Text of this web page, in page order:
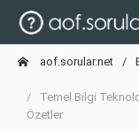
aof.sorular.net
Temel Bilgi
Özetler